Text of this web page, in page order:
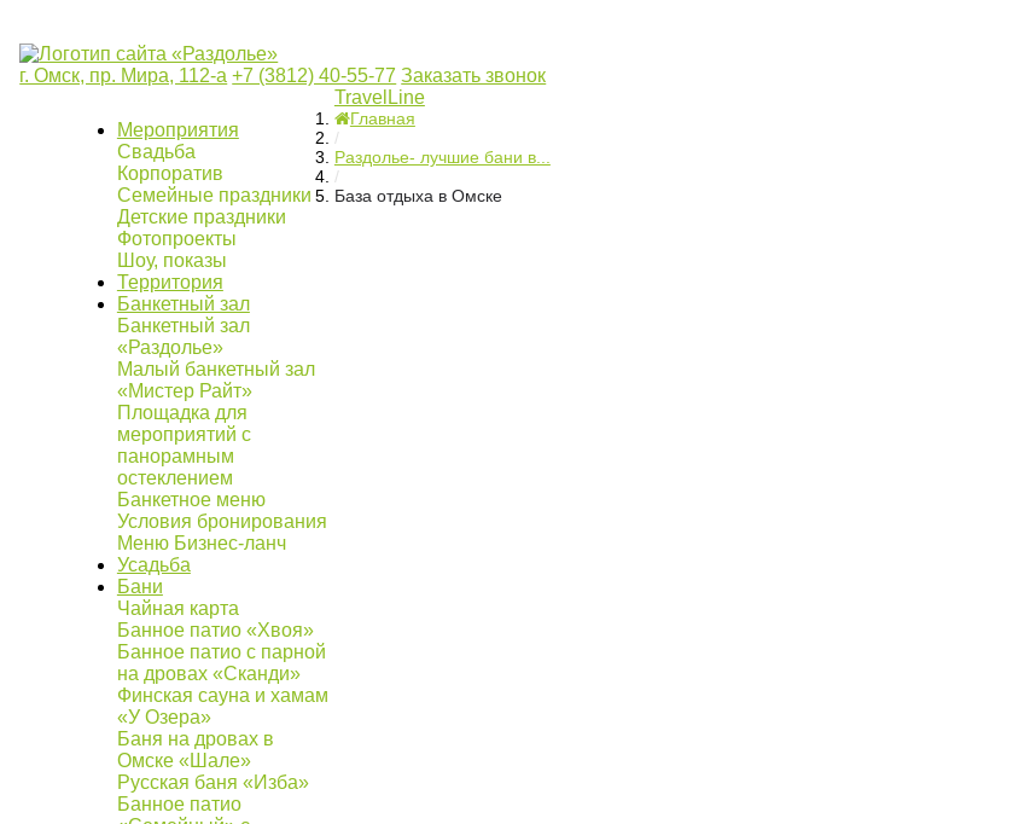
г. Омск, пр. Мира, 112-а +7 (3812) 40-55-77 Заказать звонок
Мероприятия
Свадьба
Корпоратив
Семейные праздники
Детские праздники
Фотопроекты
Шоу, показы
Территория
Банкетный зал
Банкетный зал
«Раздолье»
Малый банкетный зал
«Мистер Райт»
Площадка для
мероприятий с
панорамным
остеклением
Банкетное меню
Условия бронирования
Меню Бизнес-ланч
Усадьба
Бани
Чайная карта
Банное патио «Хвоя»
Банное патио с парной
на дровах «Сканди»
Финская сауна и хамам
«У Озера»
Баня на дровах в
Омске «Шале»
Русская баня «Изба»
Банное патио
TravelLine
Главная
/
Раздолье- лучшие бани в...
/
База отдыха в Омске